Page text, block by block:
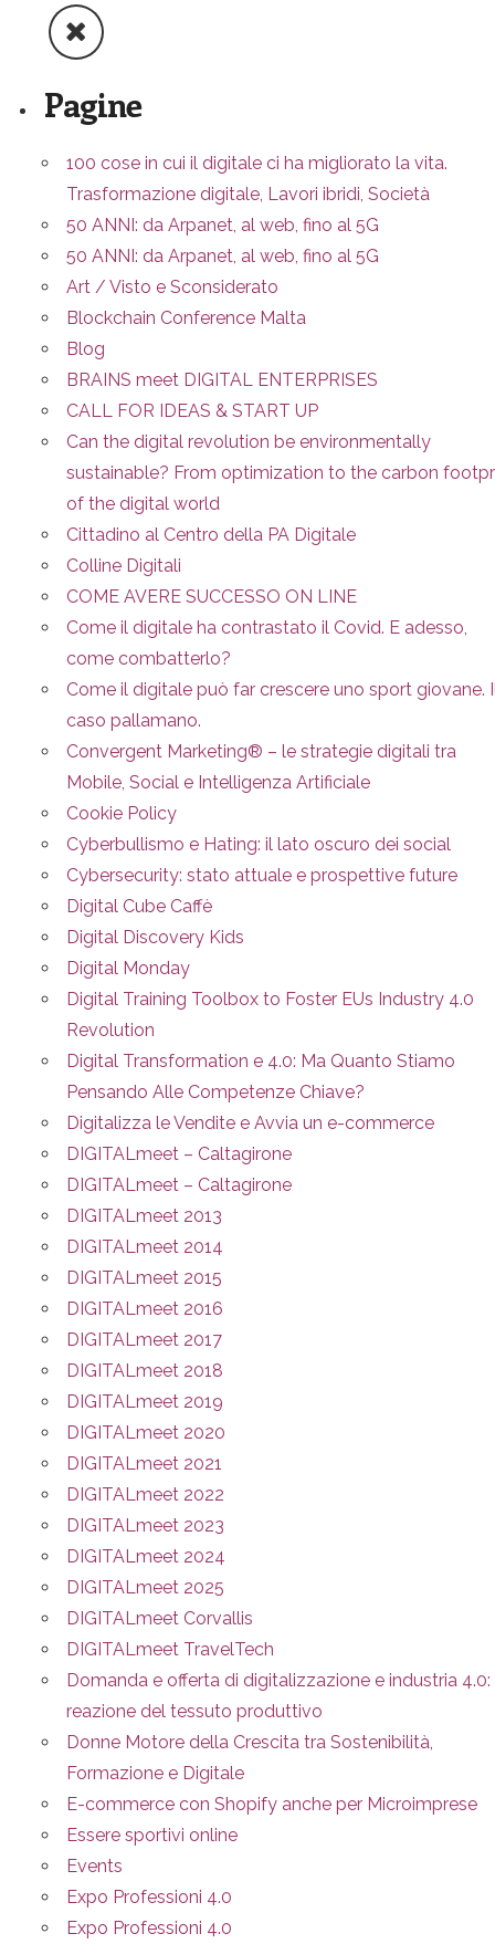
Pagine
100 cose in cui il digitale ci ha migliorato la vita.
Trasformazione digitale, Lavori ibridi, Società
50 ANNI: da Arpanet, al web, fino al 5G
50 ANNI: da Arpanet, al web, fino al 5G
Art / Visto e Sconsiderato
Blockchain Conference Malta
Blog
BRAINS meet DIGITAL ENTERPRISES
CALL FOR IDEAS & START UP
Can the digital revolution be environmentally
sustainable? From optimization to the carbon
of the digital world
Cittadino al Centro della PA Digitale
Colline Digitali
COME AVERE SUCCESSO ON LINE
Come il digitale ha contrastato il Covid. E adesso,
come combatterlo?
Come il digitale può far crescere uno sport giovane.
caso pallamano.
Convergent Marketing® – le strategie digitali tra
Mobile, Social e Intelligenza Artificiale
Cookie Policy
Cyberbullismo e Hating: il lato oscuro dei social
Cybersecurity: stato attuale e prospettive future
Digital Cube Caffè
Digital Discovery Kids
Digital Monday
Digital Training Toolbox to Foster EUs Industry 4.0
Revolution
Digital Transformation e 4.0: Ma Quanto Stiamo
Pensando Alle Competenze Chiave?
Digitalizza le Vendite e Avvia un e-commerce
DIGITALmeet – Caltagirone
DIGITALmeet – Caltagirone
DIGITALmeet 2013
DIGITALmeet 2014
DIGITALmeet 2015
DIGITALmeet 2016
DIGITALmeet 2017
DIGITALmeet 2018
DIGITALmeet 2019
DIGITALmeet 2020
DIGITALmeet 2021
DIGITALmeet 2022
DIGITALmeet 2023
DIGITALmeet 2024
DIGITALmeet 2025
DIGITALmeet Corvallis
DIGITALmeet TravelTech
Domanda e offerta di digitalizzazione e industria 4.0:
reazione del tessuto produttivo
Donne Motore della Crescita tra Sostenibilità,
Formazione e Digitale
E-commerce con Shopify anche per Microimprese
Essere sportivi online
Events
Expo Professioni 4.0
Expo Professioni 4.0